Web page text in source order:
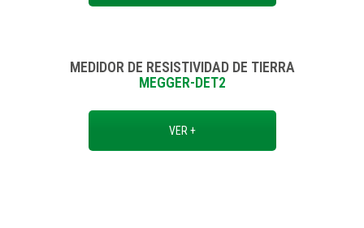
MEDIDOR DE RESISTIVIDAD DE TIERRA
MEGGER-DET2
VER +